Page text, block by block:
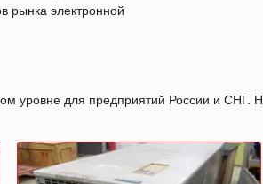
рынка электронной
уровне для предприятий России и